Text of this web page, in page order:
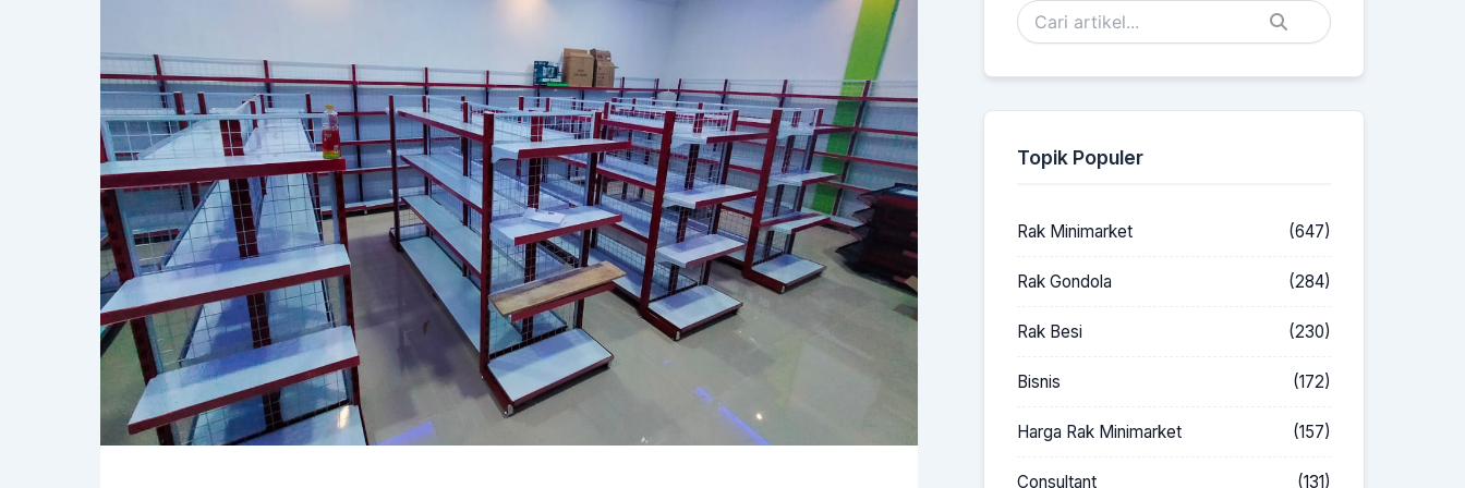
Topik Populer
Rak Minimarket (647)
Rak Gondola (284)
Rak Besi (230)
Bisnis (172)
Harga Rak Minimarket (157)
Consultant (131)